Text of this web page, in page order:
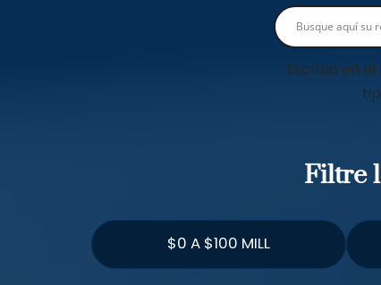
Escriba en
Filtre
$0 A $100 MILL